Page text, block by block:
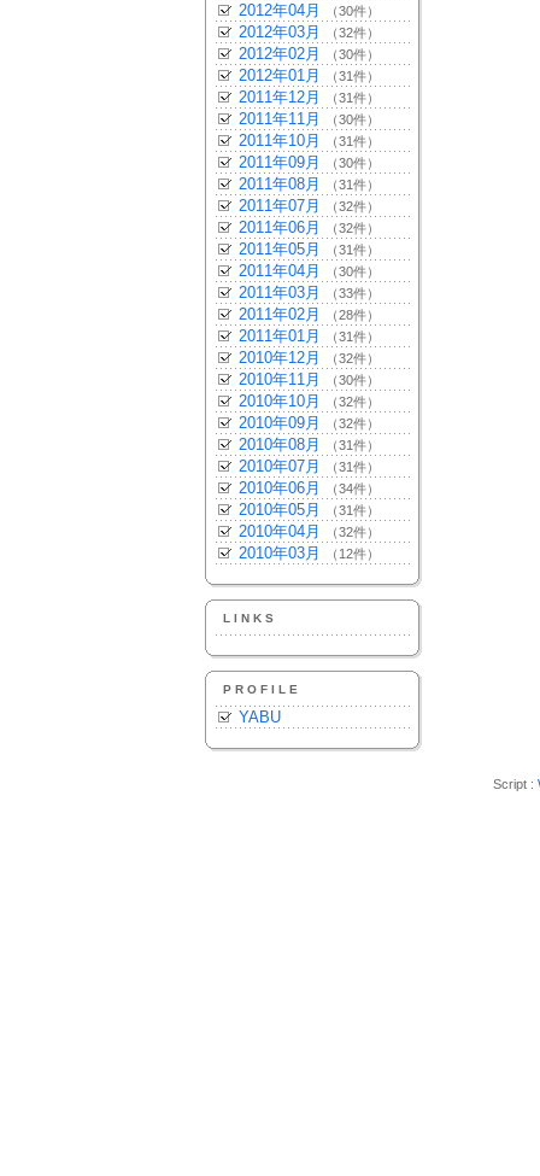
2012年04月 （30件）
2012年03月 （32件）
2012年02月 （30件）
2012年01月 （31件）
2011年12月 （31件）
2011年11月 （30件）
2011年10月 （31件）
2011年09月 （30件）
2011年08月 （31件）
2011年07月 （32件）
2011年06月 （32件）
2011年05月 （31件）
2011年04月 （30件）
2011年03月 （33件）
2011年02月 （28件）
2011年01月 （31件）
2010年12月 （32件）
2010年11月 （30件）
2010年10月 （32件）
2010年09月 （32件）
2010年08月 （31件）
2010年07月 （31件）
2010年06月 （34件）
2010年05月 （31件）
2010年04月 （32件）
2010年03月 （12件）
LINKS
PROFILE
YABU
Script :